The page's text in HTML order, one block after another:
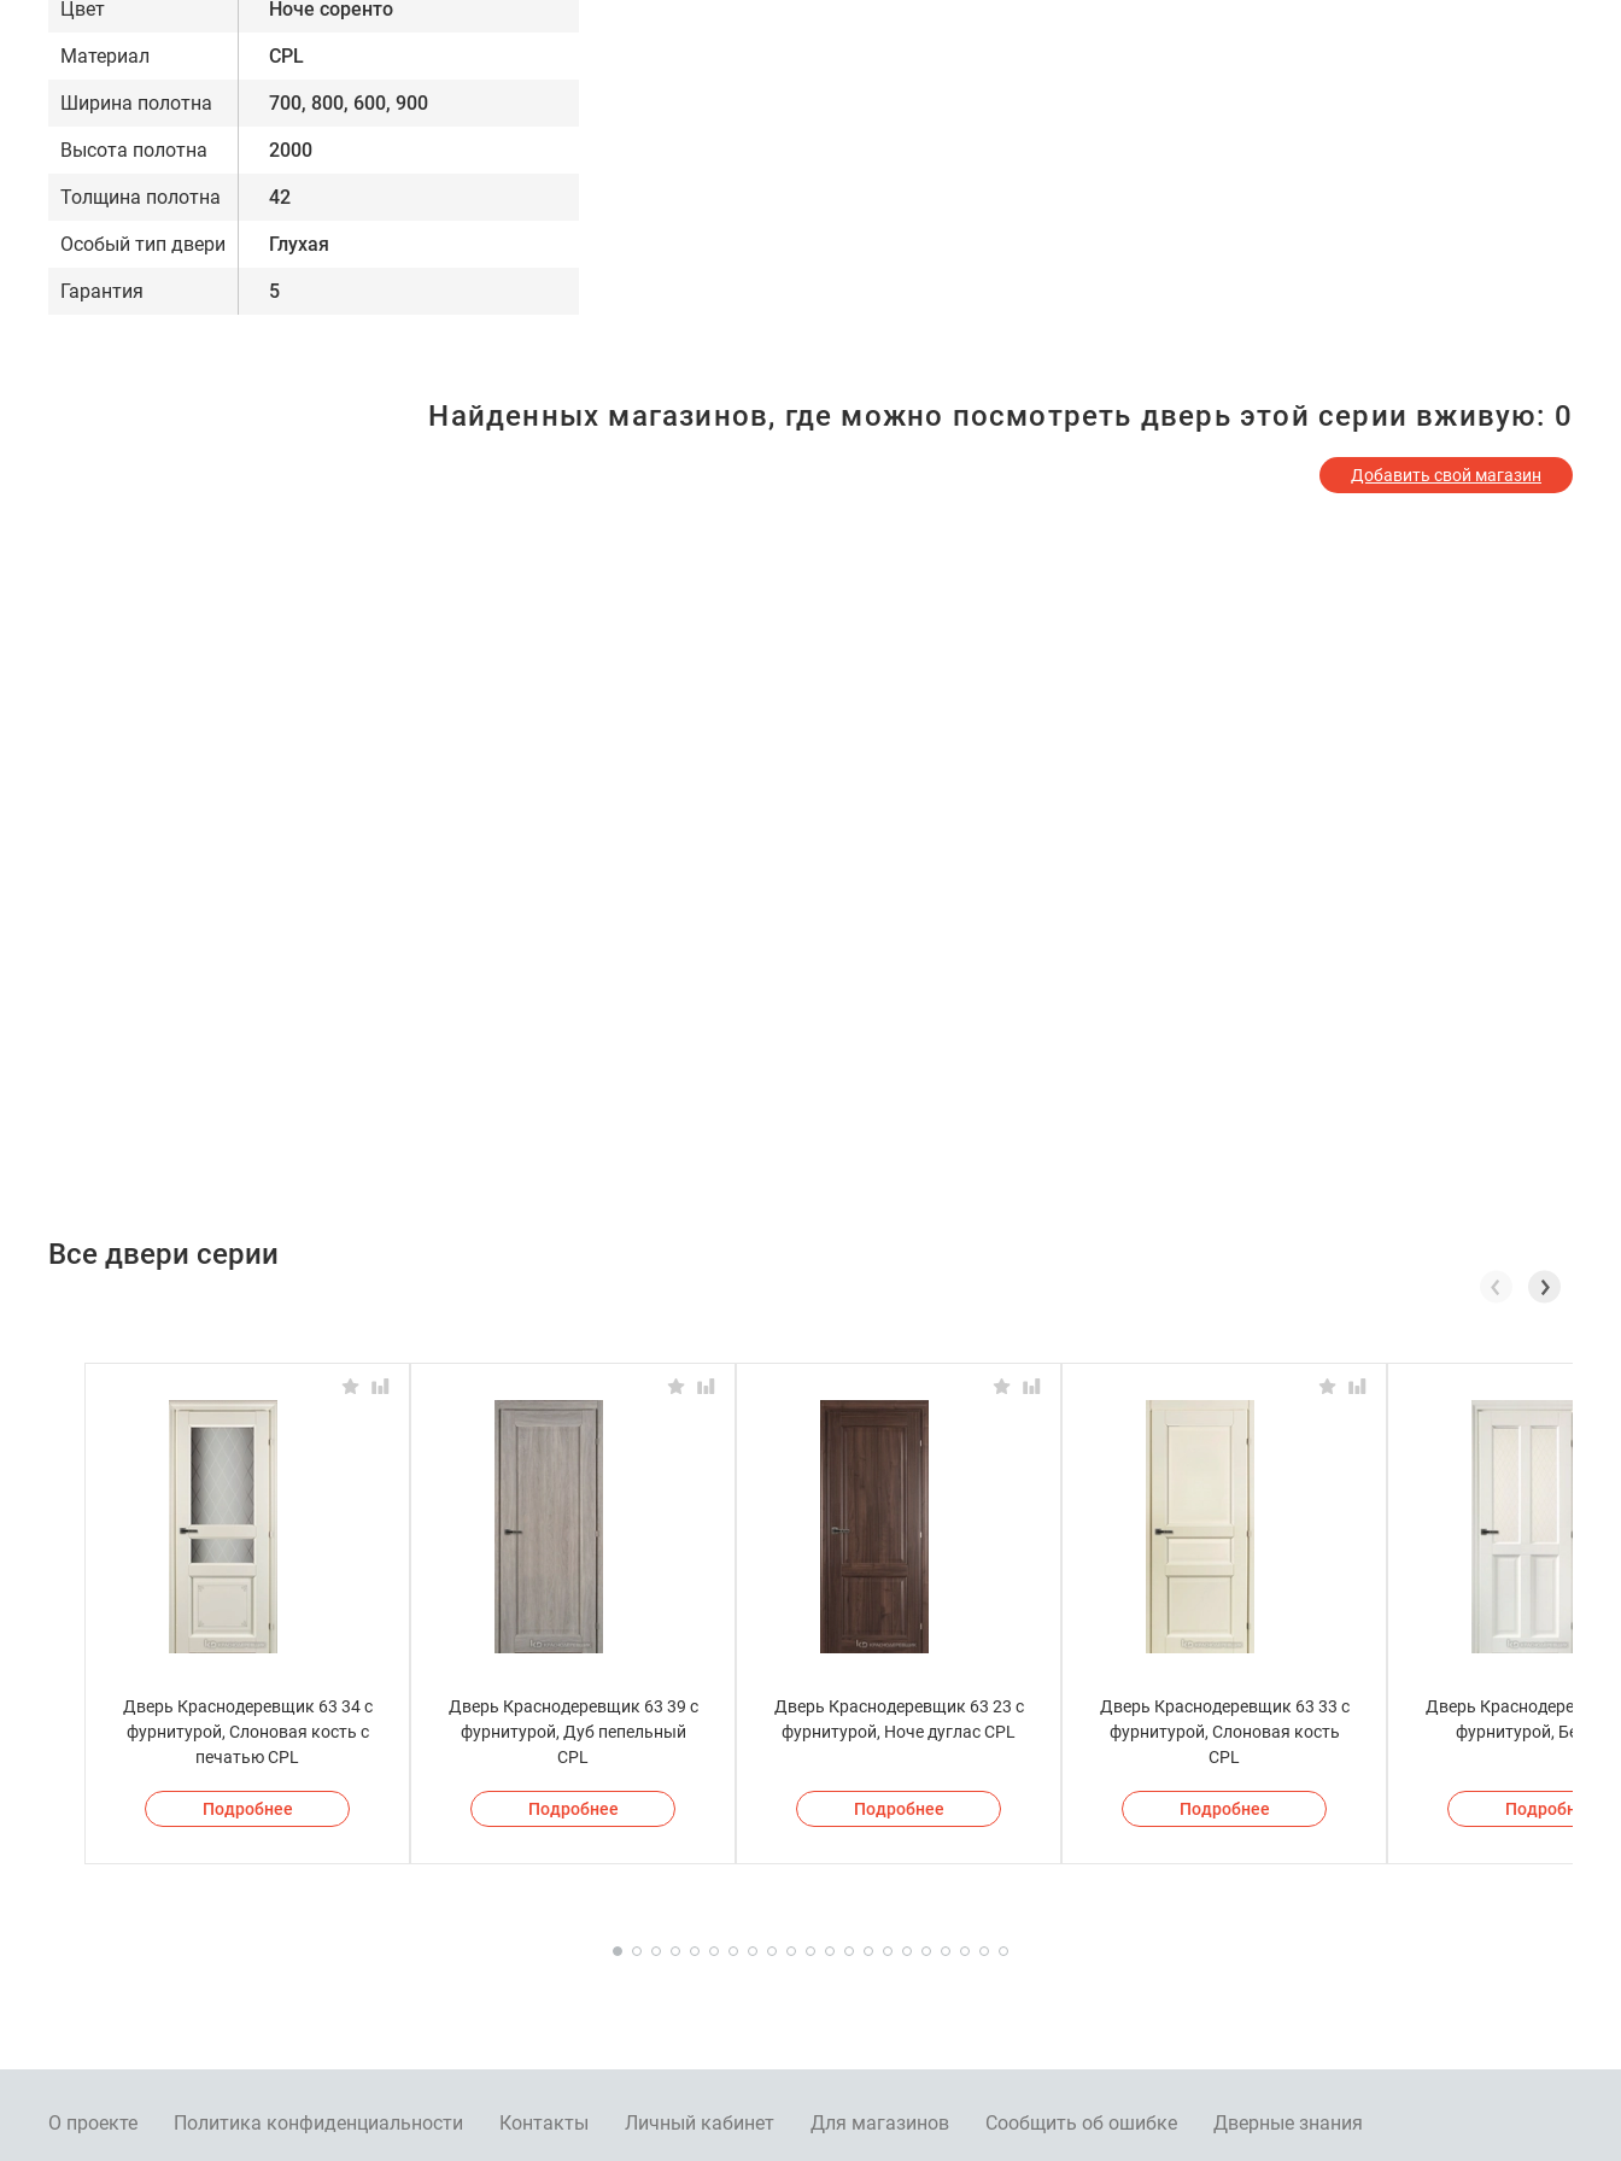
Цвет Ноче соренто
Материал CPL
Ширина полотна 700, 800, 600, 900
Высота полотна 2000
Толщина полотна 42
Особый тип двери Глухая
Гарантия 5
Найденных магазинов, где можно посмотреть дверь этой серии вживую: 0
Добавить свой магазин
Все двери серии
Дверь Краснодеревщик 63 34 с
фурнитурой, Слоновая кость с
печатью CPL
Подробнее
Дверь Краснодеревщик 63 39 с
фурнитурой, Дуб пепельный
CPL
Подробнее
Дверь Краснодеревщик 63 23 с
фурнитурой, Ноче дуглас CPL
Подробнее
Дверь Краснодеревщик 63 33 с
фурнитурой, Слоновая кость
CPL
Подробнее
Дверь Краснодеревщик
фурнитурой, Белый
Подробнее
О проекте Политика конфиденциальности Контакты Личный кабинет Для магазинов Сообщить об ошибке Дверные знания